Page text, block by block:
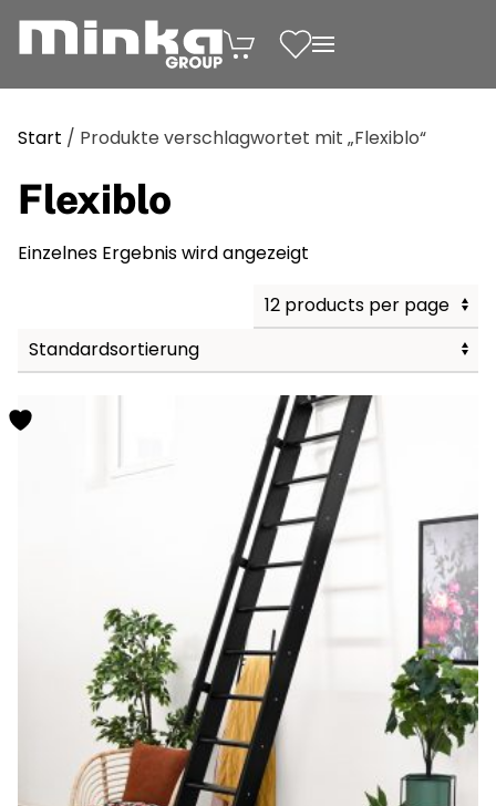
Zum Inhalt springen
Start / Produkte verschlagwortet mit „Flexiblo“
Flexiblo
Einzelnes Ergebnis wird angezeigt